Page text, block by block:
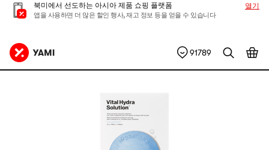
북미에서 선도하는 아시아 제품 쇼핑 플랫폼
앱을 사용하면 더 많은 할인 행사, 재고 정보 등을 얻을 수 있습니다
열기
91789